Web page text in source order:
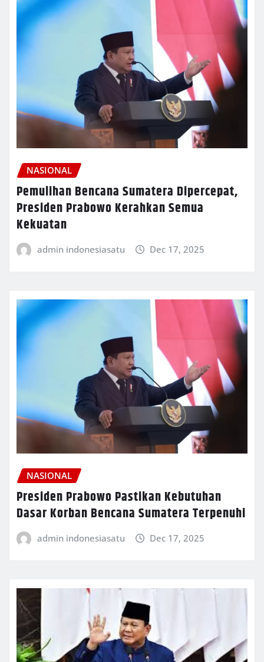
NASIONAL
Pemulihan Bencana Sumatera Dipercepat,
Presiden Prabowo Kerahkan Semua
Kekuatan
admin indonesiasatu Dec 17, 2025
NASIONAL
Presiden Prabowo Pastikan Kebutuhan
Dasar Korban Bencana Sumatera Terpenuhi
admin indonesiasatu Dec 17, 2025